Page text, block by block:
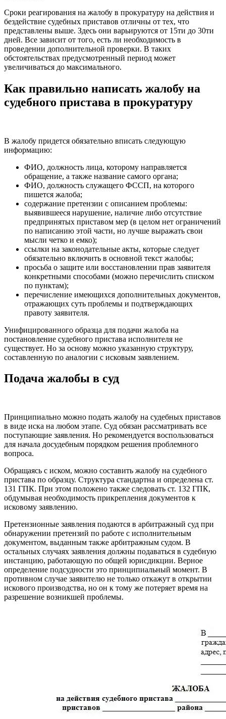
Сроки реагирования на жалобу в прокуратуру на действия и
бездействие судебных приставов отличны от тех, что
представлены выше. Здесь они варьируются от 15ти до 30ти
дней. Все зависит от того, есть ли необходимость в
проведении дополнительной проверки. В таких
обстоятельствах предусмотренный период может
увеличиваться до максимального.
Как правильно написать жалобу на
судебного пристава в прокуратуру
В жалобу придется обязательно вписать следующую
информацию:
ФИО, должность лица, которому направляется
обращение, а также название самого органа;
ФИО, должность служащего ФССП, на которого
пишется жалоба;
содержание претензии с описанием проблемы:
выявившееся нарушение, наличие либо отсутствие
предпринятых приставом мер (в целом нет ограничений
по написанию этой части, но лучше выражать свои
мысли четко и емко);
ссылки на законодательные акты, которые следует
обязательно включить в основной текст жалобы;
просьба о защите или восстановлении прав заявителя
конкретными способами (можно перечислить списком
по пунктам);
перечисление имеющихся дополнительных документов,
отражающих суть проблемы и подтверждающих
правоту заявителя.
Унифицированного образца для подачи жалоба на
постановление судебного пристава исполнителя не
существует. Но за основу можно указанную структуру,
составленную по аналогии с исковым заявлением.
Подача жалобы в суд
Принципиально можно подать жалобу на судебных приставов
в виде иска на любом этапе. Суд обязан рассматривать все
поступающие заявления. Но рекомендуется воспользоваться
для начала досудебным порядком решения проблемного
вопроса.
Обращаясь с иском, можно составить жалобу на судебного
пристава по образцу. Структура стандартна и определена ст.
131 ГПК. При этом положено также следовать ст. 132 ГПК,
обдумывая необходимость прикрепления документов к
исковому заявлению.
Претензионные заявления подаются в арбитражный суд при
обнаружении претензий по работе с исполнительным
документом, выданным также арбитражным судом. В
остальных случаях заявления должны подаваться в судебную
инстанцию, работающую по общей юрисдикции. Верное
определение подсудности это принципиальный момент. В
противном случае заявителю не только откажут в открытии
искового производства, но он к тому же потеряет время на
разрешение возникшей проблемы.